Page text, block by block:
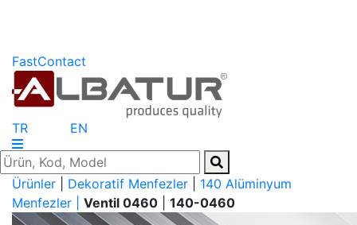
FastContact
TR EN
Ürünler Dekoratif Menfezler
140 Alüminyum
Menfezler |
Ventil 0460 140-0460